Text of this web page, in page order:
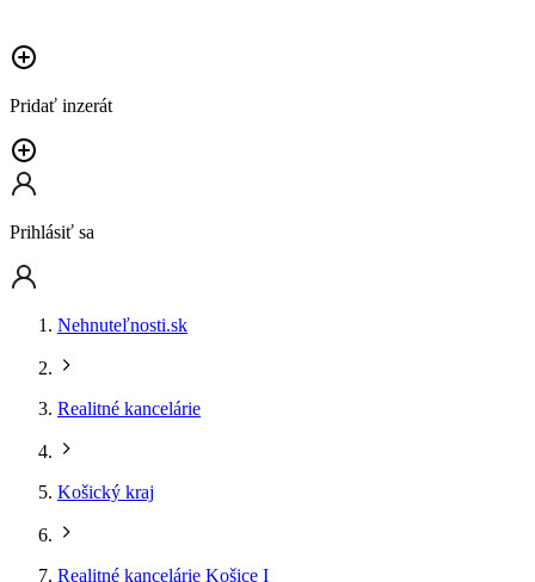
Pridať inzerát
Prihlásiť sa
Nehnuteľnosti.sk
Realitné kancelárie
Košický kraj
Realitné kancelárie Košice I